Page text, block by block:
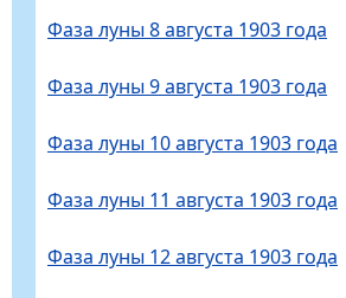
Фаза луны 8 августа 1903 года
Фаза луны 9 августа 1903 года
Фаза луны 10 августа 1903 года
Фаза луны 11 августа 1903 года
Фаза луны 12 августа 1903 года